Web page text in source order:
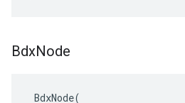
BdxNode
BdxNode(